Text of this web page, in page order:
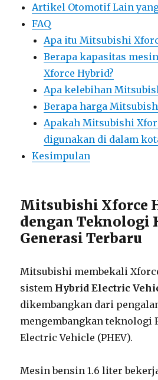
Artikel Otomotif Lain
FAQ
Apa itu Mitsubishi
Berapa kapasitas
Xforce Hybrid?
Apa kelebihan
Berapa harga
Apakah Mitsubishi
digunakan di dalam
Kesimpulan
Mitsubishi Xforce
dengan Teknologi
Generasi Terbaru
Mitsubishi membekali
sistem Hybrid Electric
dikembangkan dari
mengembangkan teknologi
Electric Vehicle (PHEV).
Mesin bensin 1.6 liter